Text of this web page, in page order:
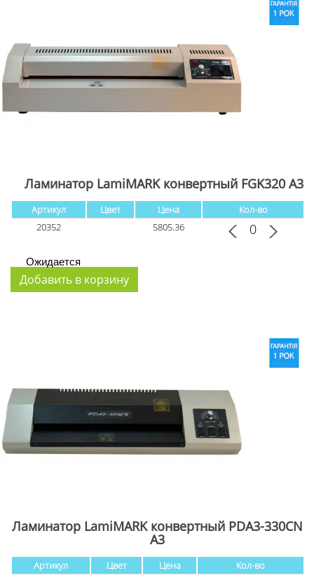
Ламинатор LamiMARK конвертный FGK320 А3
Артикул Цвет Цена
Кол-во
20352
5805.36
Ожидается
Ламинатор LamiMARK конвертный PDA3-330CN
A3
Артикул Цвет Цена
Кол-во